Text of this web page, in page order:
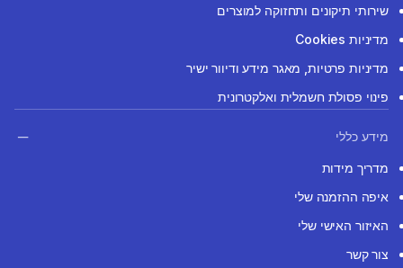
שירותי תיקונים ותחזוקה למוצרים
מדיניות Cookies
מדיניות פרטיות, מאגר מידע ודיוור ישיר
פינוי פסולת חשמלית ואלקטרונית
מידע כללי
מדריך מידות
איפה ההזמנה שלי
האיזור האישי שלי
צור קשר